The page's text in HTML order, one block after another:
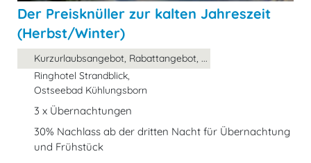
Der Preisknüller zur kalten Jahreszeit
(Herbst/Winter)
Kurzurlaubsangebot, Rabattangebot, ...
Ringhotel Strandblick,
Ostseebad Kühlungsborn
3 x Übernachtungen
30% Nachlass ab der dritten Nacht für Übernachtung
und Frühstück